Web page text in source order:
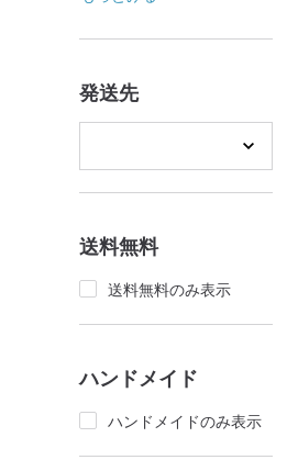
発送先
送料無料
送料無料のみ表示
ハンドメイド
ハンドメイドのみ表示